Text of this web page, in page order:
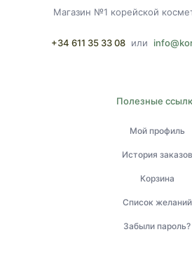
Магазин №1 корейской
+34 611 35 33 08 или
Полезные
Мой профиль
История заказов
Корзина
Список желаний
Забыли пароль?